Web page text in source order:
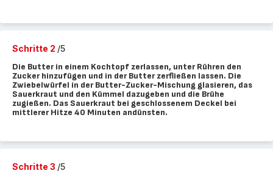
Schritte 2 /5
Die Butter in einem Kochtopf zerlassen, unter Rühren den
Zucker hinzufügen und in der Butter zerfließen lassen. Die
Zwiebelwürfel in der Butter-Zucker-Mischung glasieren, das
Sauerkraut und den Kümmel dazugeben und die Brühe
zugießen. Das Sauerkraut bei geschlossenem Deckel bei
mittlerer Hitze 40 Minuten andünsten.
Schritte 3 /5